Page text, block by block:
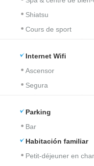
Shiatsu
Cours de sport
Internet Wifi
Ascensor
Segura
Parking
Bar
Habitación familiar
Petit-déjeuner en